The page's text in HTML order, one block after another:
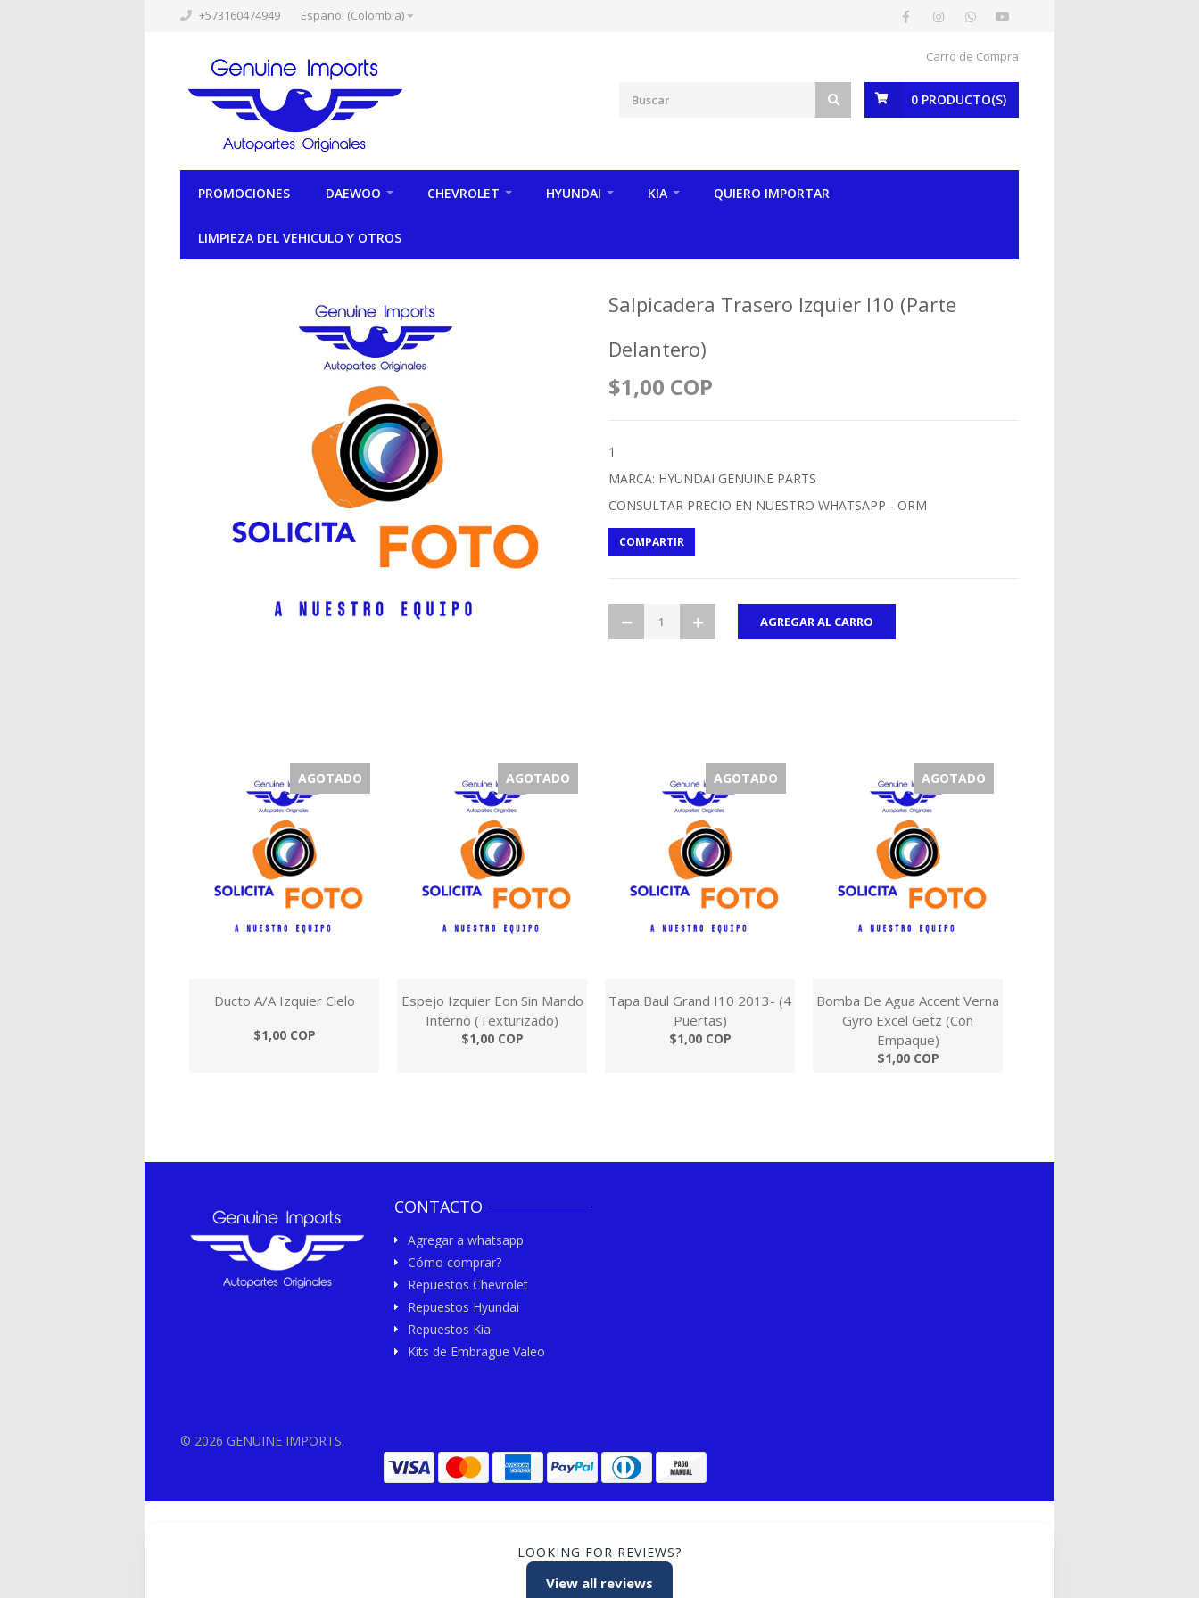
+573160474949 Español (Colombia)
Carro de Compra
0 PRODUCTO(S)
PROMOCIONES DAEWOO CHEVROLET HYUNDAI KIA QUIERO IMPORTAR
LIMPIEZA DEL VEHICULO Y OTROS
Salpicadera Trasero Izquier I10 (Parte
Delantero)
$1,00 COP
1
MARCA: HYUNDAI GENUINE PARTS
CONSULTAR PRECIO EN NUESTRO WHATSAPP - ORM
COMPARTIR
AGOTADO
Ducto A/A Izquier Cielo
$1,00 COP
AGOTADO
Espejo Izquier Eon Sin Mando
Interno (Texturizado)
$1,00 COP
AGOTADO
Tapa Baul Grand I10 2013- (4
Puertas)
$1,00 COP
AGOTADO
Bomba De Agua Accent Verna
Gyro Excel Getz (Con
Empaque)
$1,00 COP
CONTACTO
Agregar a whatsapp
Cómo comprar?
Repuestos Chevrolet
Repuestos Hyundai
Repuestos Kia
Kits de Embrague Valeo
© 2026 GENUINE IMPORTS.
LOOKING FOR REVIEWS?
View all reviews